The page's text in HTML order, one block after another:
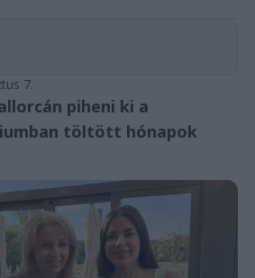
7.
piheni ki a
töltött hónapok